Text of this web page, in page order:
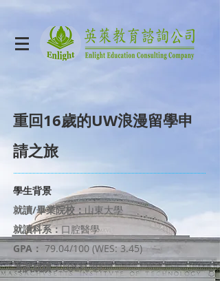
重回16歲的UW浪漫留學申
請之旅
學生背景
就讀/畢業院校：山東大學
就讀科系：口腔醫學
GPA： 79.04/100 (WES: 3.45)
考試成績：TOEFL 97